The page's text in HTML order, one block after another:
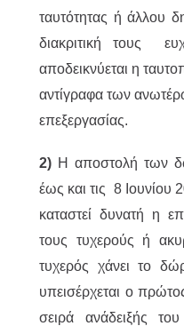
ταυτότητας ή άλλου
διακριτική τους
αποδεικνύεται η
αντίγραφα των
επεξεργασίας.
2) H αποστολή των
έως και τις 8
καταστεί δυνατή η
τους τυχερούς ή
τυχερός χάνει το
υπεισέρχεται ο
σειρά ανάδειξής